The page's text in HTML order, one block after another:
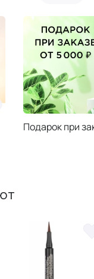
Подарок при